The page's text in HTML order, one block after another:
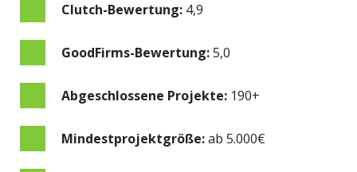
Clutch-Bewertung: 4,9
GoodFirms-Bewertung:5,0
Abgeschlossene Projekte: 190+
Mindestprojektgröße:ab 5.000€